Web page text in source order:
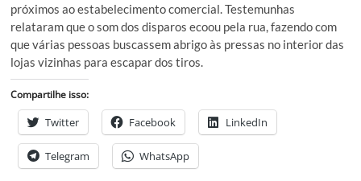
próximos ao estabelecimento comercial. Testemunhas
relataram que o som dos disparos ecoou pela rua, fazendo com
que várias pessoas buscassem abrigo às pressas no interior das
lojas vizinhas para escapar dos tiros.
Compartilhe isso:
Twitter Facebook LinkedIn
Telegram WhatsApp